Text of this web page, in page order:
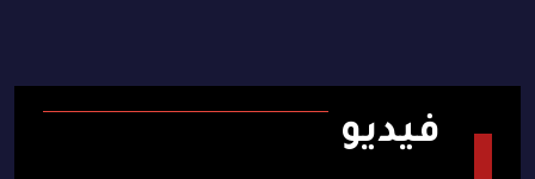
فيديو